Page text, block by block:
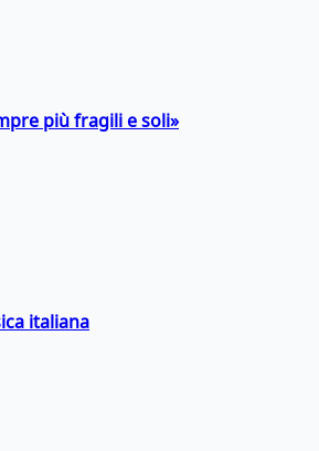
più fragili e soli»
italiana